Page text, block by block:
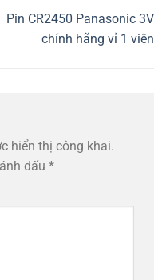
Pin CR2450 Panasonic 3V
chính hãng vỉ 1 viên
hiển thị công khai.
dấu *